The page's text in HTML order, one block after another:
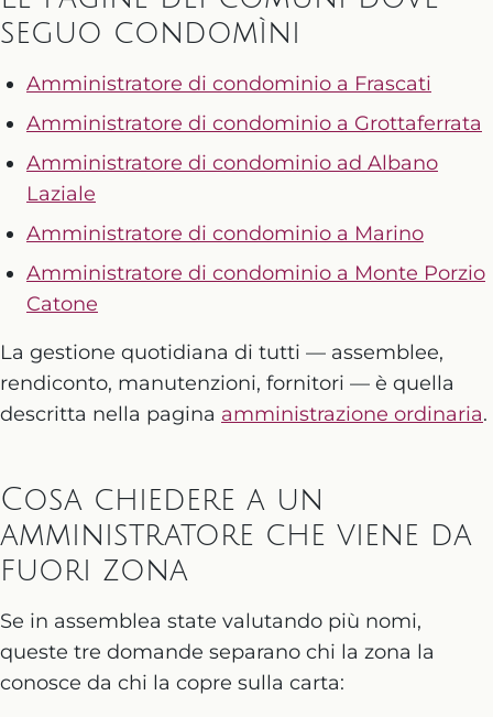
seguo condomìni
Amministratore di condominio a Frascati
Amministratore di condominio a Grottaferrata
Amministratore di condominio ad Albano
Laziale
Amministratore di condominio a Marino
Amministratore di condominio a Monte Porzio
Catone
La gestione quotidiana di tutti — assemblee,
rendiconto, manutenzioni, fornitori — è quella
descritta nella pagina amministrazione ordinaria.
Cosa chiedere a un
amministratore che viene da
fuori zona
Se in assemblea state valutando più nomi,
queste tre domande separano chi la zona la
conosce da chi la copre sulla carta: